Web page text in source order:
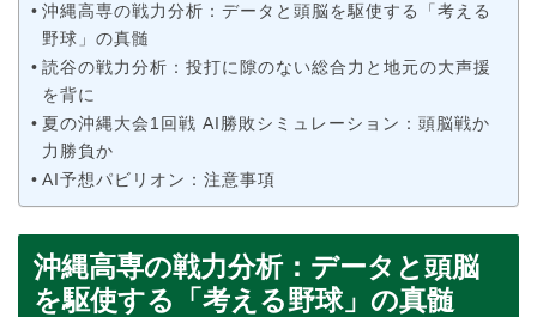
沖縄高専の戦力分析：データと頭脳を駆使する「考える
野球」の真髄
読谷の戦力分析：投打に隙のない総合力と地元の大声援
を背に
夏の沖縄大会1回戦 AI勝敗シミュレーション：頭脳戦か
力勝負か
AI予想パビリオン：注意事項
沖縄高専の戦力分析：データと頭脳
を駆使する「考える野球」の真髄